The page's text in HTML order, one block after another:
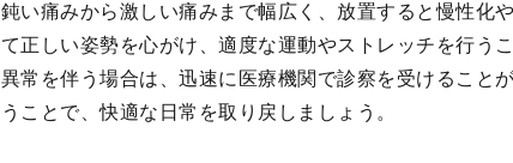
鈍い痛みから激しい痛みまで幅広く、放置すると慢性化
て正しい姿勢を心がけ、適度な運動やストレッチを行う
異常を伴う場合は、迅速に医療機関で診察を受けること
うことで、快適な日常を取り戻しましょう。